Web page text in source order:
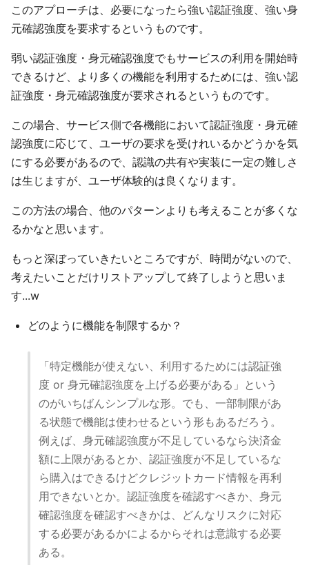
このアプローチは、必要になったら強い認証強度、強い身
元確認強度を要求するというものです。
弱い認証強度・身元確認強度でもサービスの利用を開始時
できるけど、より多くの機能を利用するためには、強い認
証強度・身元確認強度が要求されるというものです。
この場合、サービス側で各機能において認証強度・身元確
認強度に応じて、ユーザの要求を受けれいるかどうかを気
にする必要があるので、認識の共有や実装に一定の難しさ
は生じますが、ユーザ体験的は良くなります。
この方法の場合、他のパターンよりも考えることが多くな
るかなと思います。
もっと深ぼっていきたいところですが、時間がないので、
考えたいことだけリストアップして終了しようと思いま
す...w
どのように機能を制限するか？
「特定機能が使えない、利用するためには認証強
度 or 身元確認強度を上げる必要がある」という
のがいちばんシンプルな形。でも、一部制限があ
る状態で機能は使わせるという形もあるだろう。
例えば、身元確認強度が不足しているなら決済金
額に上限があるとか、認証強度が不足しているな
ら購入はできるけどクレジットカード情報を再利
用できないとか。認証強度を確認すべきか、身元
確認強度を確認すべきかは、どんなリスクに対応
する必要があるかによるからそれは意識する必要
ある。